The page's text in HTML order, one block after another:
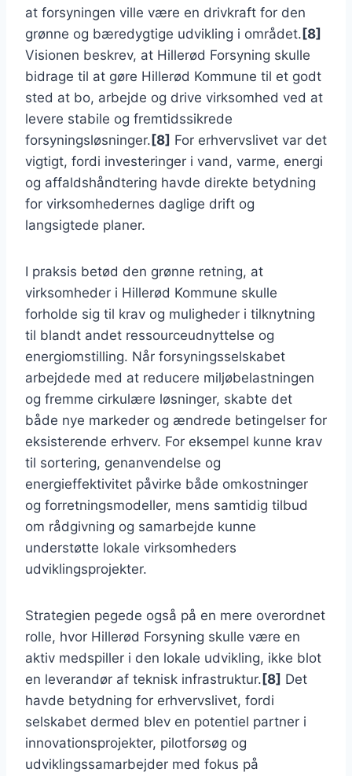
at forsyningen ville være en drivkraft for den
grønne og bæredygtige udvikling i området. [8]
Visionen beskrev, at Hillerød Forsyning skulle
bidrage til at gøre Hillerød Kommune til et godt
sted at bo, arbejde og drive virksomhed ved at
levere stabile og fremtidssikrede
forsyningsløsninger. [8] For erhvervslivet var det
vigtigt, fordi investeringer i vand, varme, energi
og affaldshåndtering havde direkte betydning
for virksomhedernes daglige drift og
langsigtede planer.
I praksis betød den grønne retning, at
virksomheder i Hillerød Kommune skulle
forholde sig til krav og muligheder i tilknytning
til blandt andet ressourceudnyttelse og
energiomstilling. Når forsyningsselskabet
arbejdede med at reducere miljøbelastningen
og fremme cirkulære løsninger, skabte det
både nye markeder og ændrede betingelser for
eksisterende erhverv. For eksempel kunne krav
til sortering, genanvendelse og
energieffektivitet påvirke både omkostninger
og forretningsmodeller, mens samtidig tilbud
om rådgivning og samarbejde kunne
understøtte lokale virksomheders
udviklingsprojekter.
Strategien pegede også på en mere overordnet
rolle, hvor Hillerød Forsyning skulle være en
aktiv medspiller i den lokale udvikling, ikke blot
en leverandør af teknisk infrastruktur. [8] Det
havde betydning for erhvervslivet, fordi
selskabet dermed blev en potentiel partner i
innovationsprojekter, pilotforsøg og
udviklingssamarbejder med fokus på